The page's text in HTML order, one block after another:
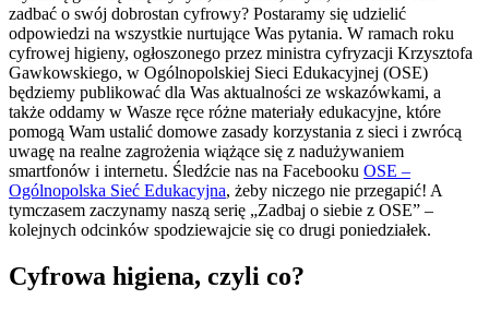
zadbać o swój dobrostan cyfrowy? Postaramy się udzielić
odpowiedzi na wszystkie nurtujące Was pytania. W ramach roku
cyfrowej higieny, ogłoszonego przez ministra cyfryzacji Krzysztofa
Gawkowskiego, w Ogólnopolskiej Sieci Edukacyjnej (OSE)
będziemy publikować dla Was aktualności ze wskazówkami, a
także oddamy w Wasze ręce różne materiały edukacyjne, które
pomogą Wam ustalić domowe zasady korzystania z sieci i zwrócą
uwagę na realne zagrożenia wiążące się z nadużywaniem
smartfonów i internetu. Śledźcie nas na Facebooku OSE –
Ogólnopolska Sieć Edukacyjna, żeby niczego nie przegapić! A
tymczasem zaczynamy naszą serię „Zadbaj o siebie z OSE” –
kolejnych odcinków spodziewajcie się co drugi poniedziałek.
Cyfrowa higiena, czyli co?